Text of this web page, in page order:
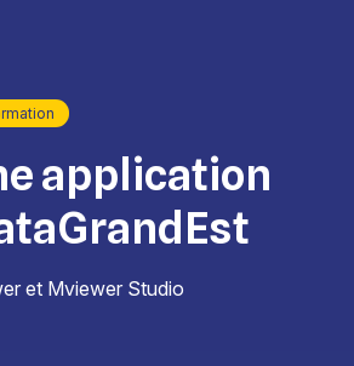
application
et Mviewer Studio